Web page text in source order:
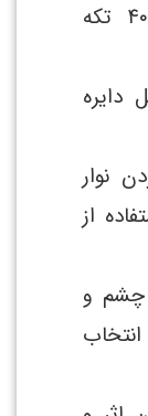
مارپیچ ۱۲cm). آماده کردن ۴۰ تکه
دایره
نوار
از
چشم و